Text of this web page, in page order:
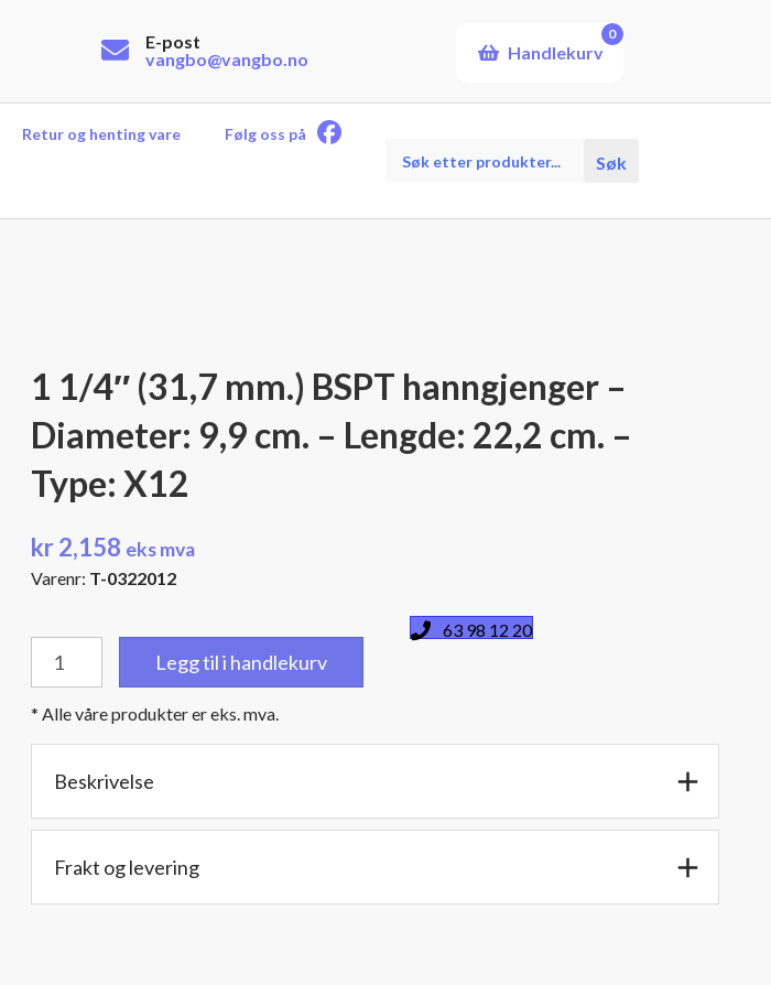
E-post
vangbo@vangbo.no
Handlekurv
0
Retur og henting vare Følg oss på
search
Søk
1 1/4″ (31,7 mm.) BSPT hanngjenger –
Diameter: 9,9 cm. – Lengde: 22,2 cm. –
Type: X12
kr2,158 eks mva
Varenr: T-0322012
1/4"
mm.)
BSPT
hanngjenger
Diameter:
-
Legg til i handlekurv
* Alle våre produkter er eks. mva.
63 98 12 20
Beskrivelse
Frakt og levering